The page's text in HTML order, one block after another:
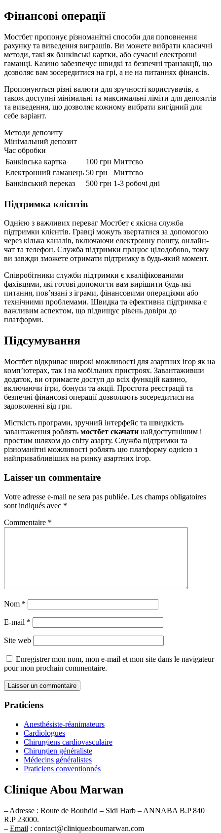
Фінансові операції
Мостбет пропонує різноманітні способи для поповнення
рахунку та виведення виграшів. Ви можете вибрати класичні
методи, такі як банківські картки, або сучасні електронні
гаманці. Казино забезпечує швидкі та безпечні транзакції, що
дозволяє вам зосередитися на грі, а не на питаннях фінансів.
Пропонуються різні валюти для зручності користувачів, а
також доступні мінімальні та максимальні ліміти для депозитів
та виведення, що дозволяє кожному вибрати вигідний для
себе варіант.
Методи депозиту
Мінімальний депозит
Час обробки
Банківська картка
100 грн Миттєво
Електронний гаманець 50 грн
Миттєво
Банківський переказ
500 грн 1-3 робочі дні
Підтримка клієнтів
Однією з важливих переваг Мостбет є якісна служба
підтримки клієнтів. Гравці можуть звертатися за допомогою
через кілька каналів, включаючи електронну пошту, онлайн-
чат та телефон. Служба підтримки працює цілодобово, тому
ви завжди зможете отримати підтримку в будь-який момент.
Співробітники служби підтримки є кваліфікованими
фахівцями, які готові допомогти вам вирішити будь-які
питання, пов’язані з іграми, фінансовими операціями або
технічними проблемами. Швидка та ефективна підтримка є
важливим аспектом, що підвищує рівень довіри до
платформи.
Підсумування
Мостбет відкриває широкі можливості для азартних ігор як на
комп’ютерах, так і на мобільних пристроях. Завантаживши
додаток, ви отримаєте доступ до всіх функцій казино,
включаючи ігри, бонуси та акції. Простота реєстрації та
безпечні фінансові операції дозволяють зосередитися на
задоволенні від гри.
Місткість програми, зручний інтерфейс та швидкість
завантаження роблять мостбет скачати найдоступнішим і
простим шляхом до світу азарту. Служба підтримки та
різноманітні можливості роблять цю платформу однією з
найпривабливіших на ринку азартних ігор.
Laisser un commentaire
Votre adresse e-mail ne sera pas publiée. Les champs obligatoires
sont indiqués avec *
Commentaire *
Nom *
E-mail *
Site web
Enregistrer mon nom, mon e-mail et mon site dans le navigateur
pour mon prochain commentaire.
Praticiens
Anesthésiste-réanimateurs
Cardiologues
Chirurgiens cardiovasculaire
Chirurgien généraliste
Médecins généralistes
Praticiens conventionnés
Clinique Abou Marwan
– Adresse : Route de Bouhdid – Sidi Harb – ANNABA B.P 840
R.P 23000.
– Email : contact@cliniqueaboumarwan.com